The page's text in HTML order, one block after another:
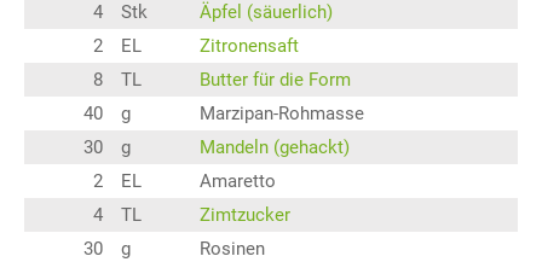
4 Stk
Äpfel (säuerlich)
2
EL
Zitronensaft
8
TL
Butter für die Form
40
g
Marzipan-Rohmasse
30
g
Mandeln (gehackt)
2
EL
Amaretto
4
TL
Zimtzucker
30
g
Rosinen